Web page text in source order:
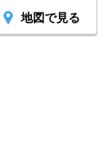
地図で見る